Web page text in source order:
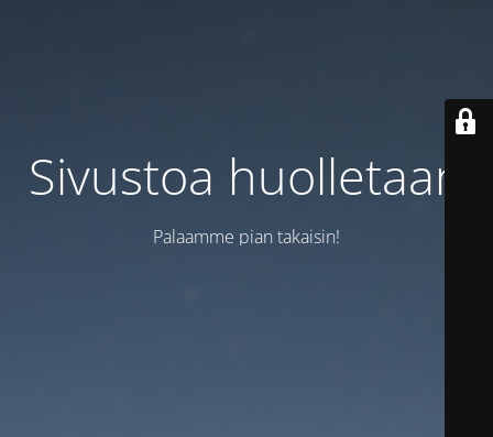
Sivustoa huolletaan
Palaamme pian takaisin!